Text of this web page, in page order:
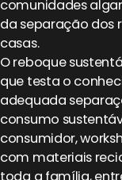
comunidades
da separação dos
casas.
O reboque
que testa o
adequada
consumo
consumidor,
com materiais